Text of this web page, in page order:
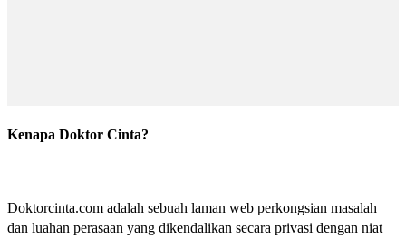
Kenapa Doktor Cinta?
Doktorcinta.com adalah sebuah laman web perkongsian masalah
dan luahan perasaan yang dikendalikan secara privasi dengan niat